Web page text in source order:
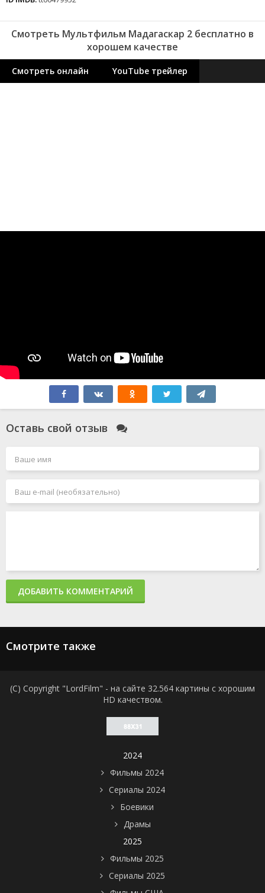
Смотреть Мультфильм Мадагаскар 2 бесплатно в
хорошем качестве
Смотреть онлайн YouTube трейлер
Оставь свой отзыв
ДОБАВИТЬ КОММЕНТАРИЙ
Смотрите также
(C) Copyright "LordFilm" - на сайте 32.564 картины с хорошим
HD качеством.
2024
Фильмы 2024
Сериалы 2024
Боевики
Драмы
2025
Фильмы 2025
Сериалы 2025